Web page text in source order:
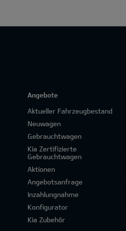
Angebote
Aktueller Fahrzeugbestand
Neuwagen
Gebrauchtwagen
Kia Zertifizierte
Gebrauchtwagen
Aktionen
Angebotsanfrage
Inzahlungnahme
Konfigurator
Kia Zubehör